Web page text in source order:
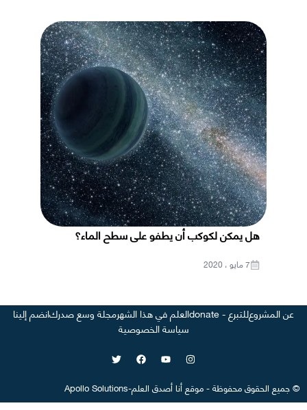
هل يمكن لكوكب أن يطفو على سطح الماء؟
7 مايو ، 2020
عن المشروعللتبرع - donate العلم في هذا الشهرمجلة وسع صدركانضم إلينا
سياسة الخصوصية
©جميع الحقوق محفوظة-موقع أنا أصدق العلم-
Apollo Solutions